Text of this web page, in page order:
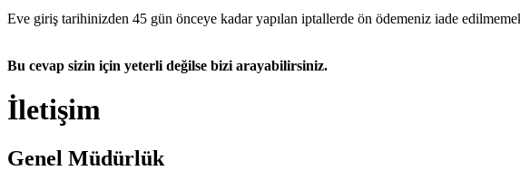
Eve giriş tarihinizden 45 gün önceye kadar yapılan iptallerde ön ödemeniz iade
Bu cevap sizin için yeterli değilse bizi arayabilirsiniz.
İletişim
Genel Müdürlük